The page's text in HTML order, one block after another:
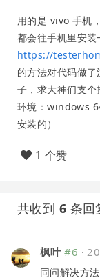
用的是 vivo 手机
都会往手机里安
https://
的方法对代码做
子，求大神们支个
环境：windows
安装的）
1 个赞
共收到 6 条回
枫叶 #6 ·
同问解决方法